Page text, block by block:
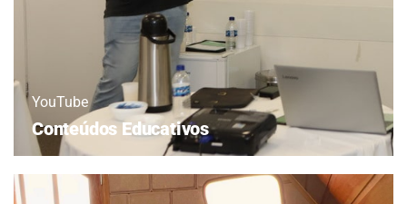
YouTube
Conteúdos Educativos